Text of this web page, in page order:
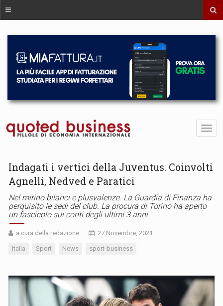
Indagati i vertici della Juventus. Coinvolti
Agnelli, Nedved e Paratici
Nel mirino bilanci e plusvalenze. La Guardia di Finanza ha
perquisito le sedi del club. La procura di Torino ha aperto
un fascicolo sui conti degli ultimi 3 anni
a cura della redazione 27 Novembre, 2021
Italia Sport News sport-business